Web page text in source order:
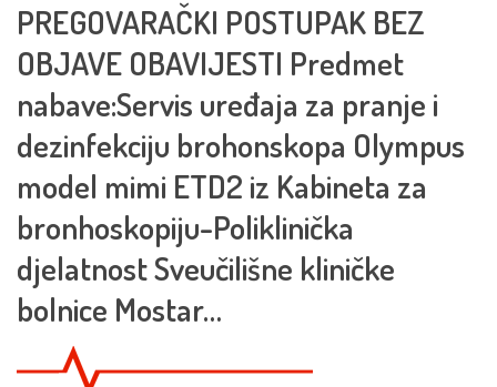
PREGOVARAČKI POSTUPAK BEZ
OBJAVE OBAVIJESTI Predmet
nabave:Servis uređaja za pranje i
dezinfekciju brohonskopa Olympus
model mimi ETD2 iz Kabineta za
bronhoskopiju-Poliklinička
djelatnost Sveučilišne kliničke
bolnice Mostar…